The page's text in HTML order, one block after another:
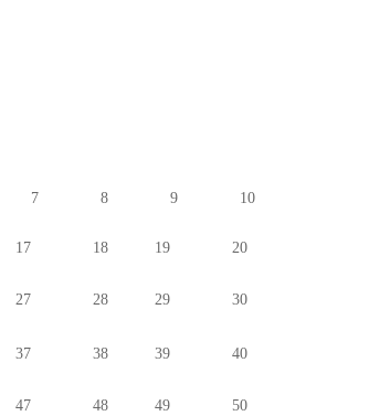
7 8 9 10
17 18 19 20
27 28 29 30
37 38 39 40
47 48 49 50